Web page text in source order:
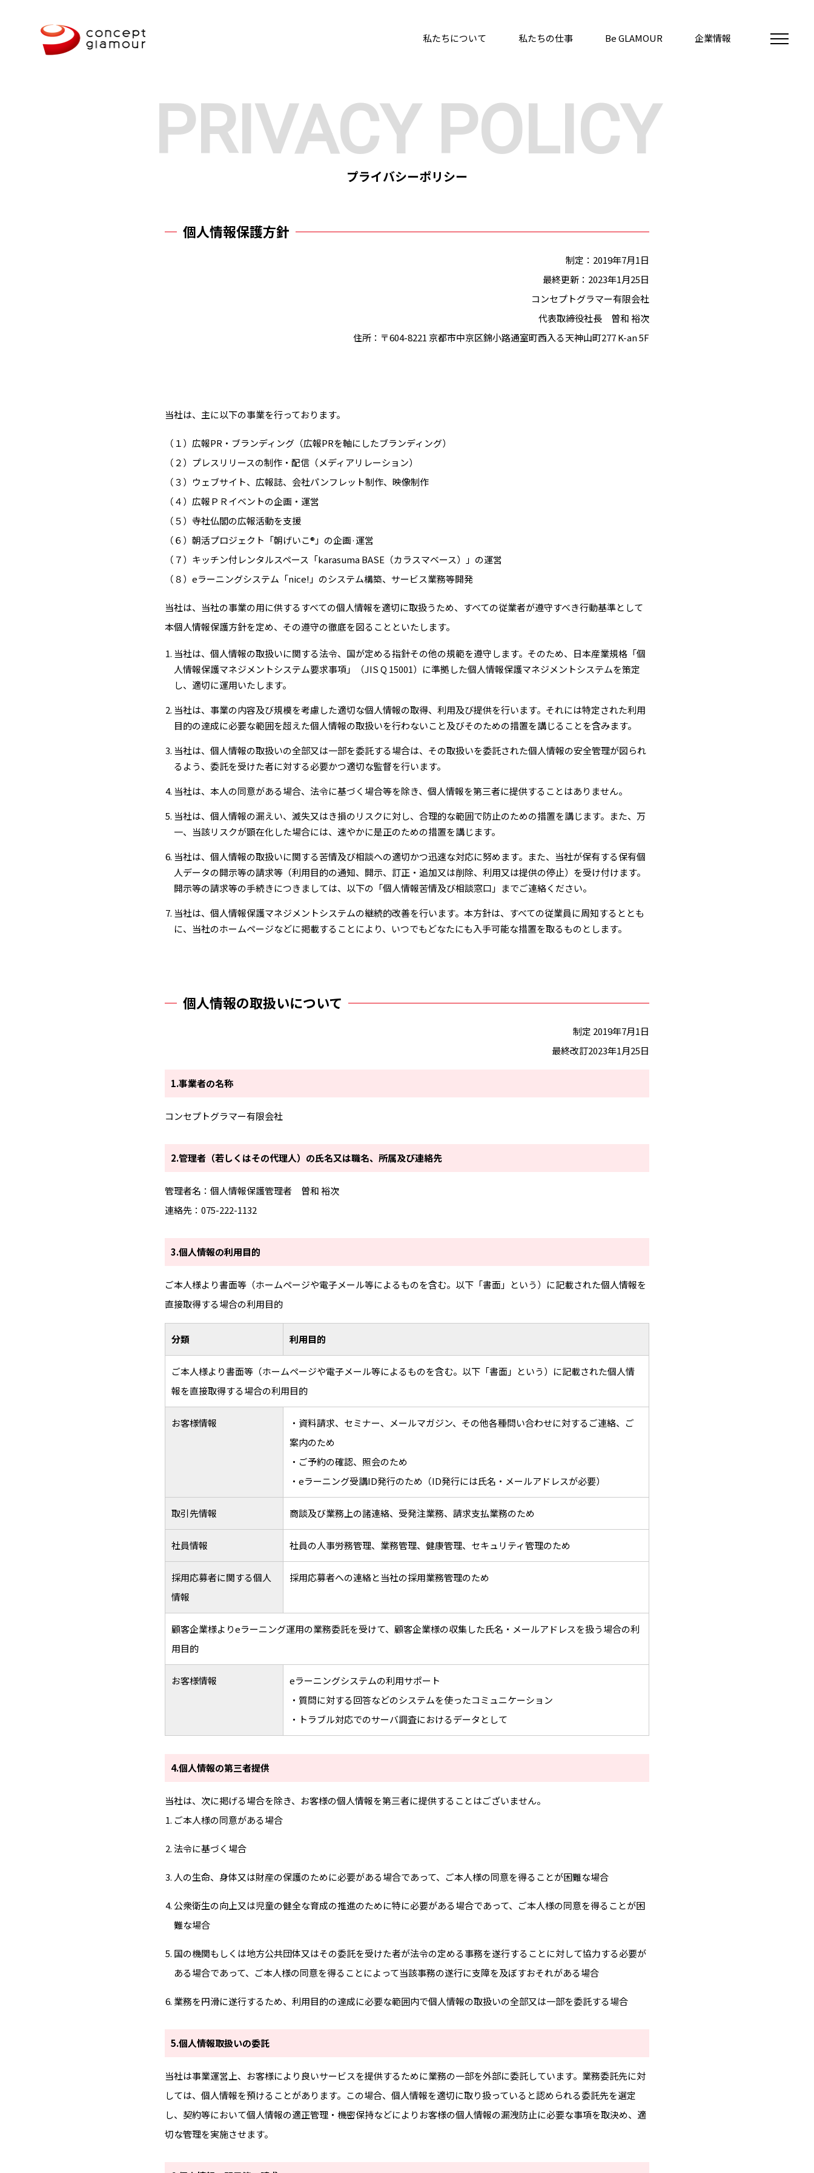
私たちについて 私たちの仕事 Be GLAMOUR 企業情報
PRIVACY POLICY
プライバシーポリシー
個人情報保護方針
制定：2019年7月1日
最終更新：2023年1⽉25⽇
コンセプトグラマー有限会社
代表取締役社長 曽和 裕次
住所：〒604-8221 京都市中京区錦小路通室町西入る天神山町277 K-an 5F
当社は、主に以下の事業を⾏っております。
（１）広報PR・ブランディング（広報PRを軸にしたブランディング）
（２）プレスリリースの制作・配信（メディアリレーション）
（３）ウェブサイト、広報誌、会社パンフレット制作、映像制作
（４）広報ＰＲイベントの企画・運営
（５）寺社仏閣の広報活動を支援
（６）朝活プロジェクト「朝げいこ®」の企画·運営
（７）キッチン付レンタルスペース「karasuma BASE（カラスマベース）」の運営
（８）eラーニングシステム「nice!」のシステム構築、サービス業務等開発
当社は、当社の事業の⽤に供するすべての個⼈情報を適切に取扱うため、すべての従業者が遵守すべき⾏動基準として
本個⼈情報保護⽅針を定め、その遵守の徹底を図ることといたします。
当社は、個⼈情報の取扱いに関する法令、国が定める指針その他の規範を遵守します。そのため、⽇本産業規格「個
⼈情報保護マネジメントシステム要求事項」（JIS Q 15001）に準拠した個⼈情報保護マネジメントシステムを策定
し、適切に運⽤いたします。
当社は、事業の内容及び規模を考慮した適切な個⼈情報の取得、利⽤及び提供を⾏います。それには特定された利⽤
⽬的の達成に必要な範囲を超えた個⼈情報の取扱いを⾏わないこと及びそのための措置を講じることを含みます。
当社は、個⼈情報の取扱いの全部⼜は⼀部を委託する場合は、その取扱いを委託された個⼈情報の安全管理が図られ
るよう、委託を受けた者に対する必要かつ適切な監督を⾏います。
当社は、本⼈の同意がある場合、法令に基づく場合等を除き、個⼈情報を第三者に提供することはありません。
当社は、個⼈情報の漏えい、滅失⼜はき損のリスクに対し、合理的な範囲で防⽌のための措置を講じます。また、万
⼀、当該リスクが顕在化した場合には、速やかに是正のための措置を講じます。
当社は、個⼈情報の取扱いに関する苦情及び相談への適切かつ迅速な対応に努めます。また、当社が保有する保有個
⼈データの開⽰等の請求等（利⽤⽬的の通知、開⽰、訂正・追加⼜は削除、利⽤⼜は提供の停⽌）を受け付けます。
開⽰等の請求等の⼿続きにつきましては、以下の「個⼈情報苦情及び相談窓⼝」までご連絡ください。
当社は、個⼈情報保護マネジメントシステムの継続的改善を⾏います。本⽅針は、すべての従業員に周知するととも
に、当社のホームページなどに掲載することにより、いつでもどなたにも⼊⼿可能な措置を取るものとします。
個人情報の取扱いについて
制定 2019年7月1日
最終改訂2023年1月25日
1.事業者の名称
コンセプトグラマー有限会社
2.管理者（若しくはその代理人）の氏名又は職名、所属及び連絡先
管理者名：個⼈情報保護管理者 曽和 裕次
連絡先：075-222-1132
3.個人情報の利用目的
ご本人様より書面等（ホームページや電子メール等によるものを含む。以下「書面」という）に記載された個人情報を
直接取得する場合の利用目的
分類 利用目的
ご本人様より書面等（ホームページや電子メール等によるものを含む。以下「書面」という）に記載された個人情
報を直接取得する場合の利用目的
お客様情報
・資料請求、セミナー、メールマガジン、その他各種問い合わせに対するご連絡、ご
案内のため
・ご予約の確認、照会のため
・eラーニング受講ID発行のため（ID発行には氏名・メールアドレスが必要）
取引先情報 商談及び業務上の諸連絡、受発注業務、請求支払業務のため
社員情報 社員の人事労務管理、業務管理、健康管理、セキュリティ管理のため
採用応募者に関する個人
情報
採用応募者への連絡と当社の採用業務管理のため
顧客企業様よりeラーニング運用の業務委託を受けて、顧客企業様の収集した氏名・メールアドレスを扱う場合の利
用目的
お客様情報
eラーニングシステムの利用サポート
・質問に対する回答などのシステムを使ったコミュニケーション
・トラブル対応でのサーバ調査におけるデータとして
4.個人情報の第三者提供
当社は、次に掲げる場合を除き、お客様の個人情報を第三者に提供することはございません。
ご本人様の同意がある場合
法令に基づく場合
人の生命、身体又は財産の保護のために必要がある場合であって、ご本人様の同意を得ることが困難な場合
公衆衛生の向上又は児童の健全な育成の推進のために特に必要がある場合であって、ご本人様の同意を得ることが困
難な場合
国の機関もしくは地方公共団体又はその委託を受けた者が法令の定める事務を遂行することに対して協力する必要が
ある場合であって、ご本人様の同意を得ることによって当該事務の遂行に支障を及ぼすおそれがある場合
業務を円滑に遂行するため、利用目的の達成に必要な範囲内で個人情報の取扱いの全部又は一部を委託する場合
5.個人情報取扱いの委託
当社は事業運営上、お客様により良いサービスを提供するために業務の一部を外部に委託しています。業務委託先に対
しては、個人情報を預けることがあります。この場合、個人情報を適切に取り扱っていると認められる委託先を選定
し、契約等において個人情報の適正管理・機密保持などによりお客様の個人情報の漏洩防止に必要な事項を取決め、適
切な管理を実施させます。